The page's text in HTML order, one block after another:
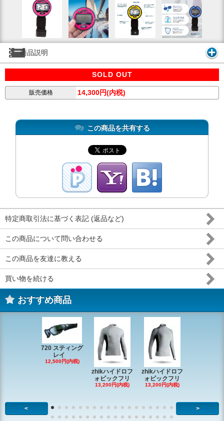
商品説明
SOLD OUT
販売価格 14,300円(内税)
この商品を共有する
特定商取引法に基づく表記 (返品など)
この商品について問い合わせる
この商品を友達に教える
買い物を続ける
おすすめ商品
720 スティング
レイ
12,500円(内税)
zhikハイドロフ
ォビックフリ
13,200円(内税)
zhikハイドロフ
ォビックフリ
13,200円(内税)
< >